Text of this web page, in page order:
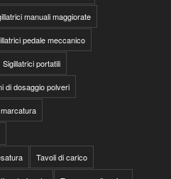
manuali maggiorate
pedale meccanico
Sigillatrici portatili
di dosaggio polveri
Tavoli di carico